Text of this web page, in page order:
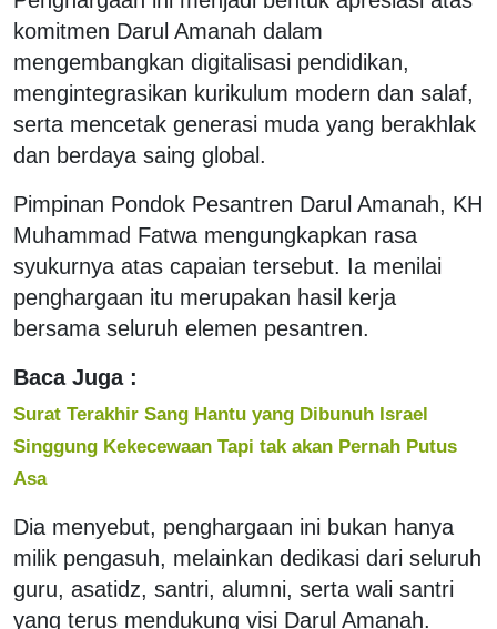
komitmen Darul Amanah dalam
mengembangkan digitalisasi pendidikan,
mengintegrasikan kurikulum modern dan salaf,
serta mencetak generasi muda yang berakhlak
dan berdaya saing global.
Pimpinan Pondok Pesantren Darul Amanah, KH
Muhammad Fatwa mengungkapkan rasa
syukurnya atas capaian tersebut. Ia menilai
penghargaan itu merupakan hasil kerja
bersama seluruh elemen pesantren.
Baca Juga :
Surat Terakhir Sang Hantu yang Dibunuh Israel
Singgung Kekecewaan Tapi tak akan Pernah Putus
Asa
Dia menyebut, penghargaan ini bukan hanya
milik pengasuh, melainkan dedikasi dari seluruh
guru, asatidz, santri, alumni, serta wali santri
yang terus mendukung visi Darul Amanah.